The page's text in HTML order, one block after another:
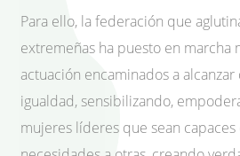
Para ello, la federación que
extremeñas ha puesto en marcha
actuación encaminados a
igualdad, sensibilizando,
mujeres líderes que sean capaces